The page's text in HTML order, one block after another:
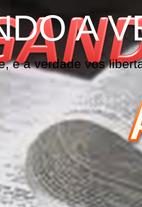
A
e a verdade vos